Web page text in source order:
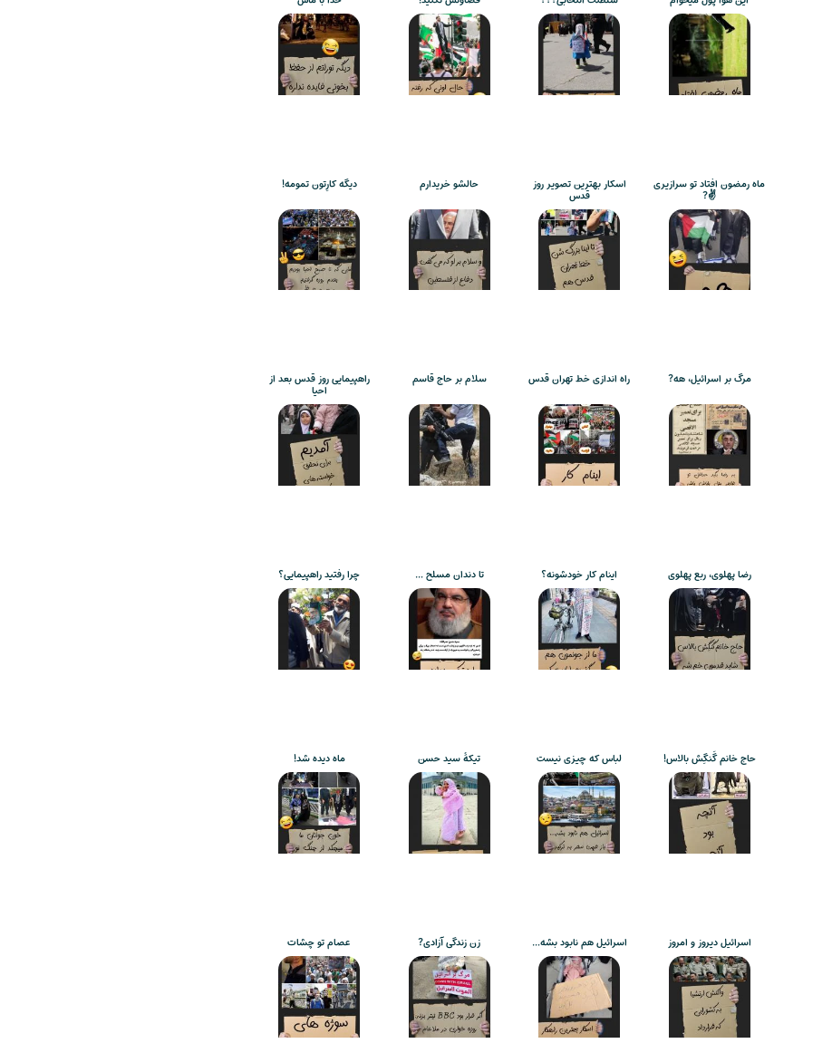
ماه رمضون افتاد تو سرازیری
✌️?
اسکار بهترین تصویر روز
قدس
حالشو خریدارم دیگه کارِتون تمومه!
مرگ بر اسرائیل، هه? راه اندازی خط تهران قدس سلام بر حاج قاسم راهپیمایی روز قدس بعد از
احیا
رضا پهلوی، ربع پهلوی اینام کار خودشونه؟ تا دندان مسلح … چرا رفتید راهپیمایی؟
حاج خانم گَنگِش بالاس! لباس که چیزی نیست تیکۀ سید حسن ماه دیده شد!
اسرائیل دیروز و امروز اسرائیل هم نابود بشه… زن زندگی آزادی? عصام تو چشات